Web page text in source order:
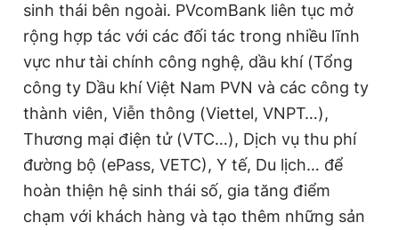
sinh thái bên ngoài. PVcomBank liên tục mở
rộng hợp tác với các đối tác trong nhiều lĩnh
vực như tài chính công nghệ, dầu khí (Tổng
công ty Dầu khí Việt Nam PVN và các công ty
thành viên, Viễn thông (Viettel, VNPT…),
Thương mại điện tử (VTC…), Dịch vụ thu phí
đường bộ (ePass, VETC), Y tế, Du lịch… để
hoàn thiện hệ sinh thái số, gia tăng điểm
chạm với khách hàng và tạo thêm những sản